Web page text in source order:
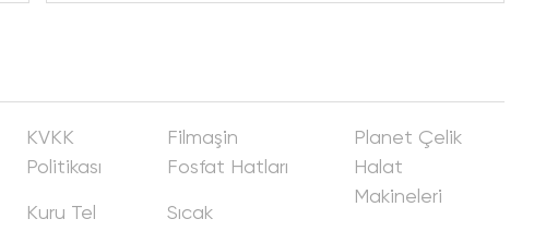
KVKK
Politikası
Kuru Tel
Fi̇lmaşi̇n
Fosfat Hatları
Sıcak
Planet Çeli̇k
Halat
Maki̇neleri̇